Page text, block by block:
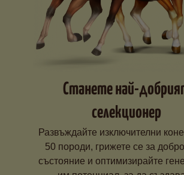
Станете най-
селекционер
Развъждайте изключителни
50 породи, грижете се за
състояние и оптимизирайте